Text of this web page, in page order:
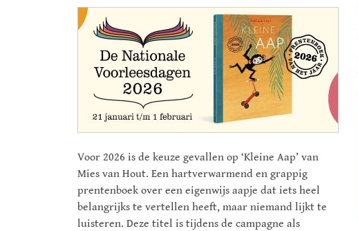
Voor 2026 is de keuze gevallen op ‘Kleine Aap’ van
Mies van Hout. Een hartverwarmend en grappig
prentenboek over een eigenwijs aapje dat iets heel
belangrijks te vertellen heeft, maar niemand lijkt te
luisteren. Deze titel is tijdens de campagne als